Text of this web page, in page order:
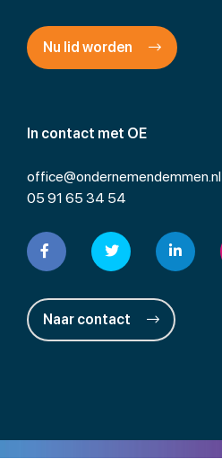
In contact met OE
office@ondernemendemmen.nl
05 91 65 34 54
Naar contact
Nu lid worden